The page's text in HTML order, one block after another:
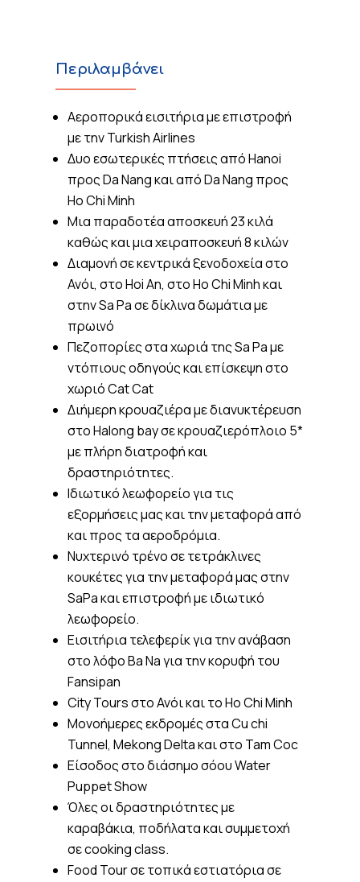
Περιλαμβάνει
Αεροπορικά εισιτήρια με επιστροφή
με την Turkish Airlines
Δυο εσωτερικές πτήσεις από Hanoi
προς Da Nang και από Da Nang προς
Ho Chi Minh
Μια παραδοτέα αποσκευή 23 κιλά
καθώς και μια χειραποσκευή 8 κιλών
Διαμονή σε κεντρικά ξενοδοχεία στο
Ανόι, στο Hoi An, στο Ho Chi Minh και
στην Sa Pa σε δίκλινα δωμάτια με
πρωινό
Πεζοπορίες στα χωριά της Sa Pa με
ντόπιους οδηγούς και επίσκεψη στο
χωριό Cat Cat
Διήμερη κρουαζιέρα με διανυκτέρευση
στο Halong bay σε κρουαζιερόπλοιο 5*
με πλήρη διατροφή και
δραστηριότητες.
Ιδιωτικό λεωφορείο για τις
εξορμήσεις μας και την μεταφορά από
και προς τα αεροδρόμια.
Νυχτερινό τρένο σε τετράκλινες
κουκέτες για την μεταφορά μας στην
SaPa και επιστροφή με ιδιωτικό
λεωφορείο.
Εισιτήρια τελεφερίκ για την ανάβαση
στο λόφο Ba Na για την κορυφή του
Fansipan
City Tours στο Ανόι και το Ho Chi Minh
Μονοήμερες εκδρομές στα Cu chi
Tunnel, Mekong Delta και στο Tam Coc
Είσοδος στο διάσημο σόου Water
Puppet Show
Όλες οι δραστηριότητες με
καραβάκια, ποδήλατα και συμμετοχή
σε cooking class.
Food Tour σε τοπικά εστιατόρια σε